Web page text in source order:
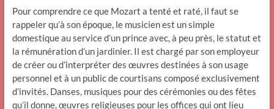
Pour comprendre ce que Mozart a tenté et raté, il faut se
rappeler qu’à son époque, le musicien est un simple
domestique au service d’un prince avec, à peu près, le statut et
la rémunération d’un jardinier. Il est chargé par son employeur
de créer ou d’interpréter des œuvres destinées à son usage
personnel et à un public de courtisans composé exclusivement
d’invités. Danses, musiques pour des cérémonies ou des fêtes
qu’il donne, œuvres religieuses pour les offices qui ont lieu